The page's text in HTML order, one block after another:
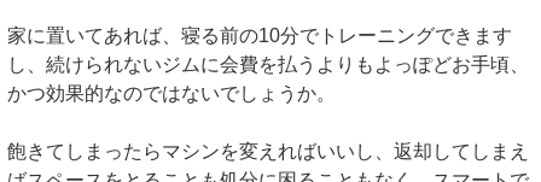
家に置いてあれば、寝る前の10分でトレーニングできます
し、続けられないジムに会費を払うよりもよっぽどお手頃、
かつ効果的なのではないでしょうか。
飽きてしまったらマシンを変えればいいし、返却してしまえ